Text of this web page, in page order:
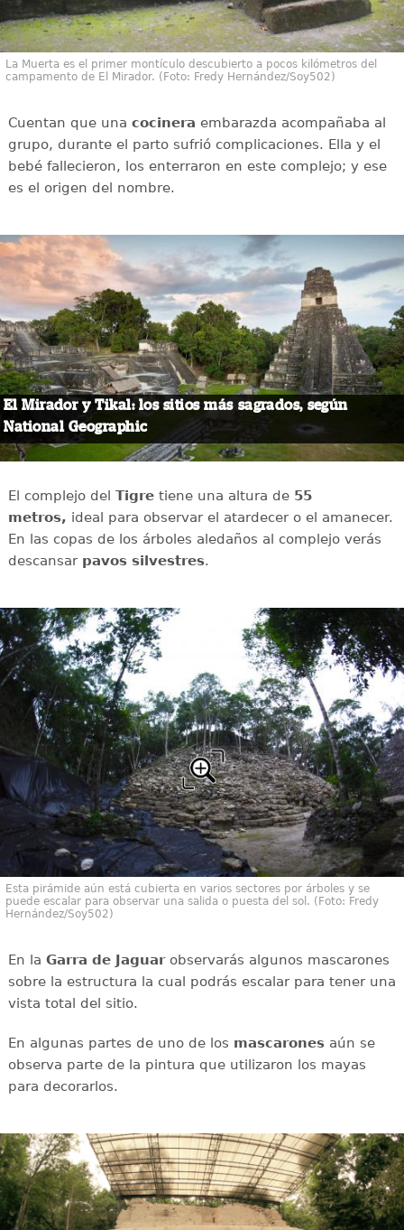
La Muerta es el primer montículo descubierto a pocos kilómetros del
campamento de El Mirador. (Foto: Fredy Hernández/Soy502)
Cuentan que una cocinera embarazda acompañaba al
grupo, durante el parto sufrió complicaciones. Ella y el
bebé fallecieron, los enterraron en este complejo; y ese
es el origen del nombre.
El Mirador y Tikal: los sitios más sagrados, según
National Geographic
El complejo del Tigretiene una altura de 55
metros, ideal para observar el atardecer o el amanecer.
En las copas de los árboles aledaños al complejo verás
descansar pavos silvestres.
Esta pirámide aún está cubierta en varios sectores por árboles y se
puede escalar para observar una salida o puesta del sol. (Foto: Fredy
Hernández/Soy502)
En la Garra de Jaguarobservarás algunos mascarones
sobre la estructura la cual podrás escalar para tener una
vista total del sitio.
En algunas partes de uno de los mascaronesaún se
observa parte de la pintura que utilizaron los mayas
para decorarlos.